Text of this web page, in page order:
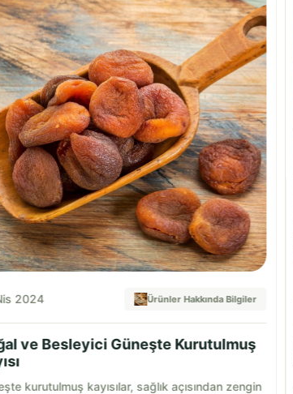
2024 Ürünler Hakkında Bilgiler
ve Besleyici Güneşte Kurutulmuş
kurutulmuş kayısılar, sağlık açısından zengin